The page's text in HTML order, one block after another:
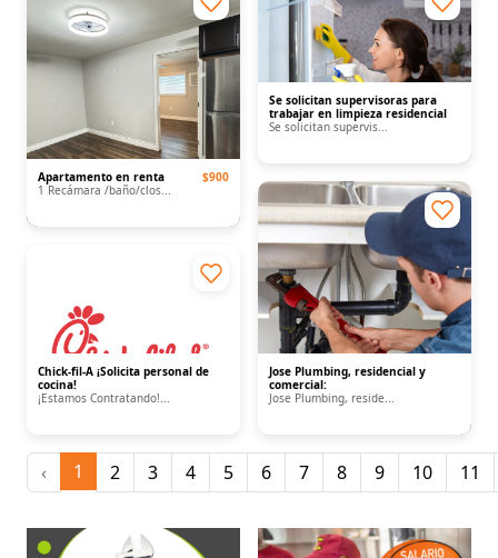
Apartamento en renta
1 Recámara /baño/clos...
$900
Se solicitan supervisoras para
trabajar en limpieza residencial
Se solicitan supervis...
Chick-fil-A ¡Solicita personal de
cocina!
¡Estamos Contratando!...
Jose Plumbing, residencial y
comercial:
Jose Plumbing, reside...
‹ 1 2 3 4 5 6 7 8 9 10 11